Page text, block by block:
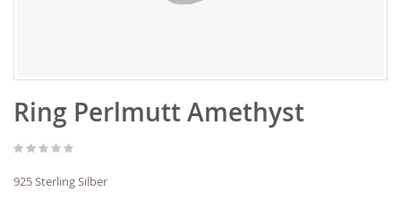
Anfang
der
springen
Ring Perlmutt Amethyst
925 Sterling Silber